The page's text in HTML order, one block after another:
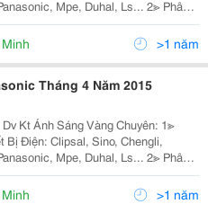
Mpe, Duhal, Ls... 2≫ Phân
Nội Ngoại Thất: Hufa Lighting,
Nét Việt, Sano,
>1 năm
Tháng 4 Năm 2015
Kt Ánh Sáng Vàng Chuyên: 1≫
Bị Điện: Clipsal, Sino, Chengli,
Mpe, Duhal, Ls... 2≫ Phân
Nội Ngoại Thất: Nét Việt, Euro,
168 Lighting, Kim Lo
>1 năm